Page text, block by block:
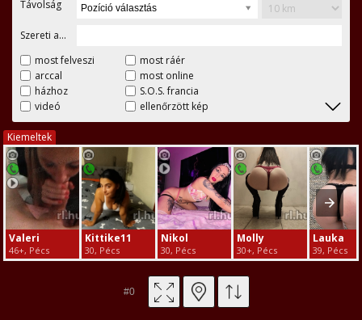
Távolság
Pozíció választás
Szereti a...
most felveszi
most ráér
arccal
most online
házhoz
S.O.S. francia
videó
ellenőrzött kép
Kiemeltek
Valeri
46+, Pécs
Kittike11
30, Pécs
Nikol
30, Pécs
Molly
30+, Pécs
Lauka
39, Pécs
#0